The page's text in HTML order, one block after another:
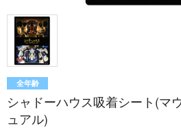
全年齢
シャドーハウス吸着シート(マ
ュアル)